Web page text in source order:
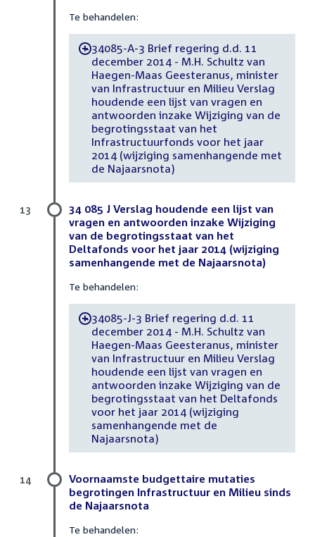
Te behandelen:
-34085-A-3 Brief regering d.d. 11
december 2014 - M.H. Schultz van
Haegen-Maas Geesteranus, minister
van Infrastructuur en Milieu Verslag
houdende een lijst van vragen en
antwoorden inzake Wijziging van de
begrotingsstaat van het
Infrastructuurfonds voor het jaar
2014 (wijziging samenhangende met
de Najaarsnota)
34 085 J Verslag houdende een lijst van
vragen en antwoorden inzake Wijziging
van de begrotingsstaat van het
Deltafonds voor het jaar 2014 (wijziging
samenhangende met de Najaarsnota)
Te behandelen:
-34085-J-3 Brief regering d.d. 11
december 2014 - M.H. Schultz van
Haegen-Maas Geesteranus, minister
van Infrastructuur en Milieu Verslag
houdende een lijst van vragen en
antwoorden inzake Wijziging van de
begrotingsstaat van het Deltafonds
voor het jaar 2014 (wijziging
samenhangende met de
Najaarsnota)
13
Voornaamste budgettaire mutaties
begrotingen Infrastructuur en Milieu sinds
de Najaarsnota
Te behandelen:
14